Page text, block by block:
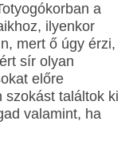
a
ilyenkor
mert ő úgy érzi,
sír olyan
előre
szokást találtok ki
valamint, ha